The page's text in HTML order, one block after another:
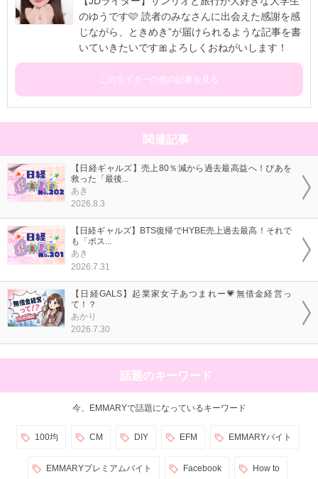
のゆうです🩷 読者のみなさんに出会えた感謝を感
じながら、ときめき”が届けられるような記事を書
いていきたいです🎀よろしくおねがいします！
このライターの他の記事を見る
関連記事
【日経ギャルズ】売上80％減から過去最高益へ！ぴあを
救った「最後...
あき
2026.8.3
【日経ギャルズ】BTS復帰でHYBE売上過去最高！それで
も「ポス...
あき
2026.7.31
【日経GALS】起業家女子あつまれー💗無借金経営っ
て！？
あかり
2026.7.30
話題のキーワード
今、EMMARYで話題になっているキーワード
100均 CM DIY EFM EMMARYバイト
EMMARYプレミアムバイト Facebook How to